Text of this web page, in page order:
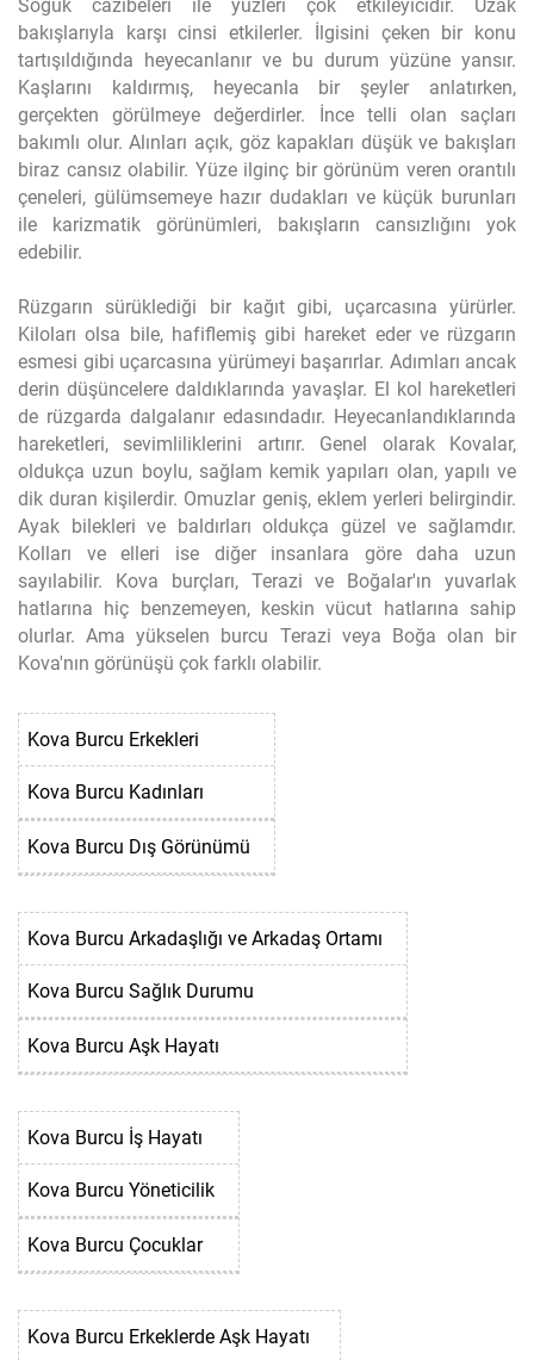
Soğuk cazibeleri ile yüzleri çok etkileyicidir. Uzak
bakışlarıyla karşı cinsi etkilerler. İlgisini çeken bir konu
tartışıldığında heyecanlanır ve bu durum yüzüne yansır.
Kaşlarını kaldırmış, heyecanla bir şeyler anlatırken,
gerçekten görülmeye değerdirler. İnce telli olan saçları
bakımlı olur. Alınları açık, göz kapakları düşük ve bakışları
biraz cansız olabilir. Yüze ilginç bir görünüm veren orantılı
çeneleri, gülümsemeye hazır dudakları ve küçük burunları
ile karizmatik görünümleri, bakışların cansızlığını yok
edebilir.
Rüzgarın sürüklediği bir kağıt gibi, uçarcasına yürürler.
Kiloları olsa bile, hafiflemiş gibi hareket eder ve rüzgarın
esmesi gibi uçarcasına yürümeyi başarırlar. Adımları ancak
derin düşüncelere daldıklarında yavaşlar. El kol hareketleri
de rüzgarda dalgalanır edasındadır. Heyecanlandıklarında
hareketleri, sevimliliklerini artırır. Genel olarak Kovalar,
oldukça uzun boylu, sağlam kemik yapıları olan, yapılı ve
dik duran kişilerdir. Omuzlar geniş, eklem yerleri belirgindir.
Ayak bilekleri ve baldırları oldukça güzel ve sağlamdır.
Kolları ve elleri ise diğer insanlara göre daha uzun
sayılabilir. Kova burçları, Terazi ve Boğalar'ın yuvarlak
hatlarına hiç benzemeyen, keskin vücut hatlarına sahip
olurlar. Ama yükselen burcu Terazi veya Boğa olan bir
Kova'nın görünüşü çok farklı olabilir.
Kova Burcu Erkekleri
Kova Burcu Kadınları
Kova Burcu Dış Görünümü
Kova Burcu Arkadaşlığı ve Arkadaş Ortamı
Kova Burcu Sağlık Durumu
Kova Burcu Aşk Hayatı
Kova Burcu İş Hayatı
Kova Burcu Yöneticilik
Kova Burcu Çocuklar
Kova Burcu Erkeklerde Aşk Hayatı